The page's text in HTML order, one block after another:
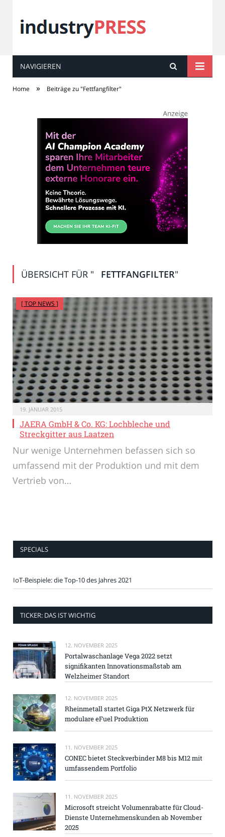
industryPRESS
NAVIGIEREN
Home » Beiträge zu "Fettfangfilter"
ÜBERSICHT FÜR " FETTFANGFILTER"
[ TOP NEWS ]
19. JANUAR 2015
JAERA GmbH & Co. KG: Lochbleche und
Streckgitter aus Laatzen
Nur wenige Unternehmen befassen sich so
umfassend mit der Produktion und mit dem
Vertrieb von…
SPECIALS
IoT-Beispiele: die Top-10 des Jahres 2021
TICKER: DAS IST WICHTIG
12. NOVEMBER 2025
Portalwaschanlage Vega 2022 setzt
signifikanten Innovationsmaßstab am
Welzheimer Standort
12. NOVEMBER 2025
Rheinmetall startet Giga PtX Netzwerk für
modulare eFuel Produktion
11. NOVEMBER 2025
CONEC bietet Steckverbinder M8 bis M12 mit
umfassendem Portfolio
11. NOVEMBER 2025
Microsoft streicht Volumenrabatte für Cloud-
Dienste Unternehmenskunden ab November
2025